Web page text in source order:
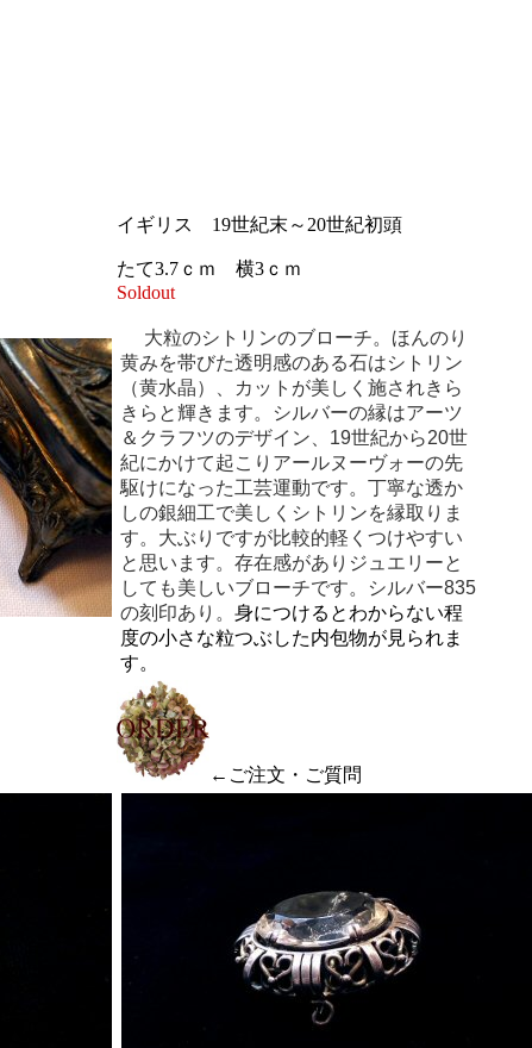
イギリス 19世紀末～20世紀初頭
たて3.7ｃｍ 横3ｃｍ
Soldout
大粒のシトリンのブローチ。ほんのり
黄みを帯びた透明感のある石はシトリン
（黄水晶）、カットが美しく施されきら
きらと輝きます。シルバーの縁はアーツ
＆クラフツのデザイン、19世紀から20世
紀にかけて起こりアールヌーヴォーの先
駆けになった工芸運動です。丁寧な透か
しの銀細工で美しくシトリンを縁取りま
す。大ぶりですが比較的軽くつけやすい
と思います。存在感がありジュエリーと
しても美しいブローチです。シルバー835
の刻印あり。 身につけるとわからない程
度の小さな粒つぶした内包物が見られま
す。
←ご注文・ご質問